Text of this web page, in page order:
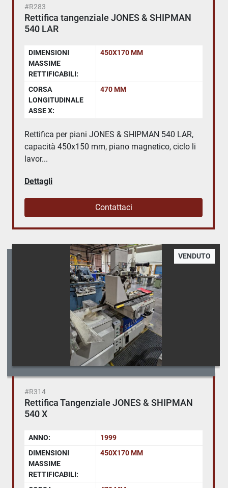
#R283
Rettifica tangenziale JONES & SHIPMAN
540 LAR
DIMENSIONI
MASSIME
RETTIFICABILI:
450X170 MM
CORSA
LONGITUDINALE
ASSE X:
470 MM
Rettifica per piani JONES & SHIPMAN 540 LAR,
capacità 450x150 mm, piano magnetico, ciclo li
lavor...
Dettagli
Contattaci
VENDUTO
#R314
Rettifica Tangenziale JONES & SHIPMAN
540 X
ANNO:
1999
DIMENSIONI
MASSIME
RETTIFICABILI:
450X170 MM